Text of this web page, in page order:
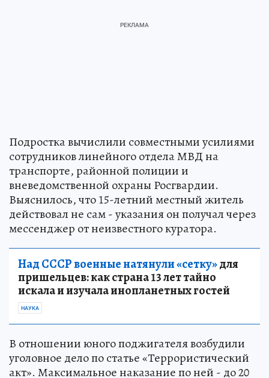
Подростка вычислили совместными усилиями
сотрудников линейного отдела МВД на
транспорте, районной полиции и
вневедомственной охраны Росгвардии.
Выяснилось, что 15-летний местный житель
действовал не сам - указания он получал через
мессенджер от неизвестного куратора.
Над СССР военные натянули «сетку»для
пришельцев: как страна 13 лет тайно
искала и изучала инопланетных гостей
НАУКА
В отношении юного поджигателя возбудили
уголовное дело по статье «Террористический
акт». Максимальное наказание по ней - до 20